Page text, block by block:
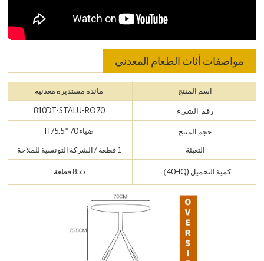
مواصفات أثاث الطعام المعدني
اسم المنتج مائدة مستديرة معدنية
رقم الشيء 810DT-STALU-RO70
حجم المنتج ضياء 70 * H75.5
التعبئة 1 قطعة / الشركة التونسية للملاحة
كمية التحميل (40HQ） 855 قطعة